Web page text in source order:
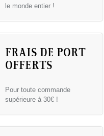
le monde entier !
FRAIS DE PORT
OFFERTS
Pour toute commande
supérieure à 30€ !